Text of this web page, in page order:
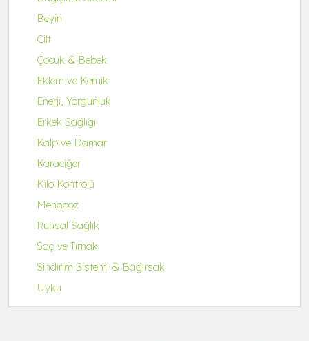
ROBİN&ODİN
Beyin
Cilt
Çocuk & Bebek
Eklem ve Kemik
Enerji, Yorgunluk
Erkek Sağlığı
Kalp ve Damar
Karaciğer
Kilo Kontrolü
Menopoz
Ruhsal Sağlık
Saç ve Tırnak
Sindirim Sistemi & Bağırsak
Uyku